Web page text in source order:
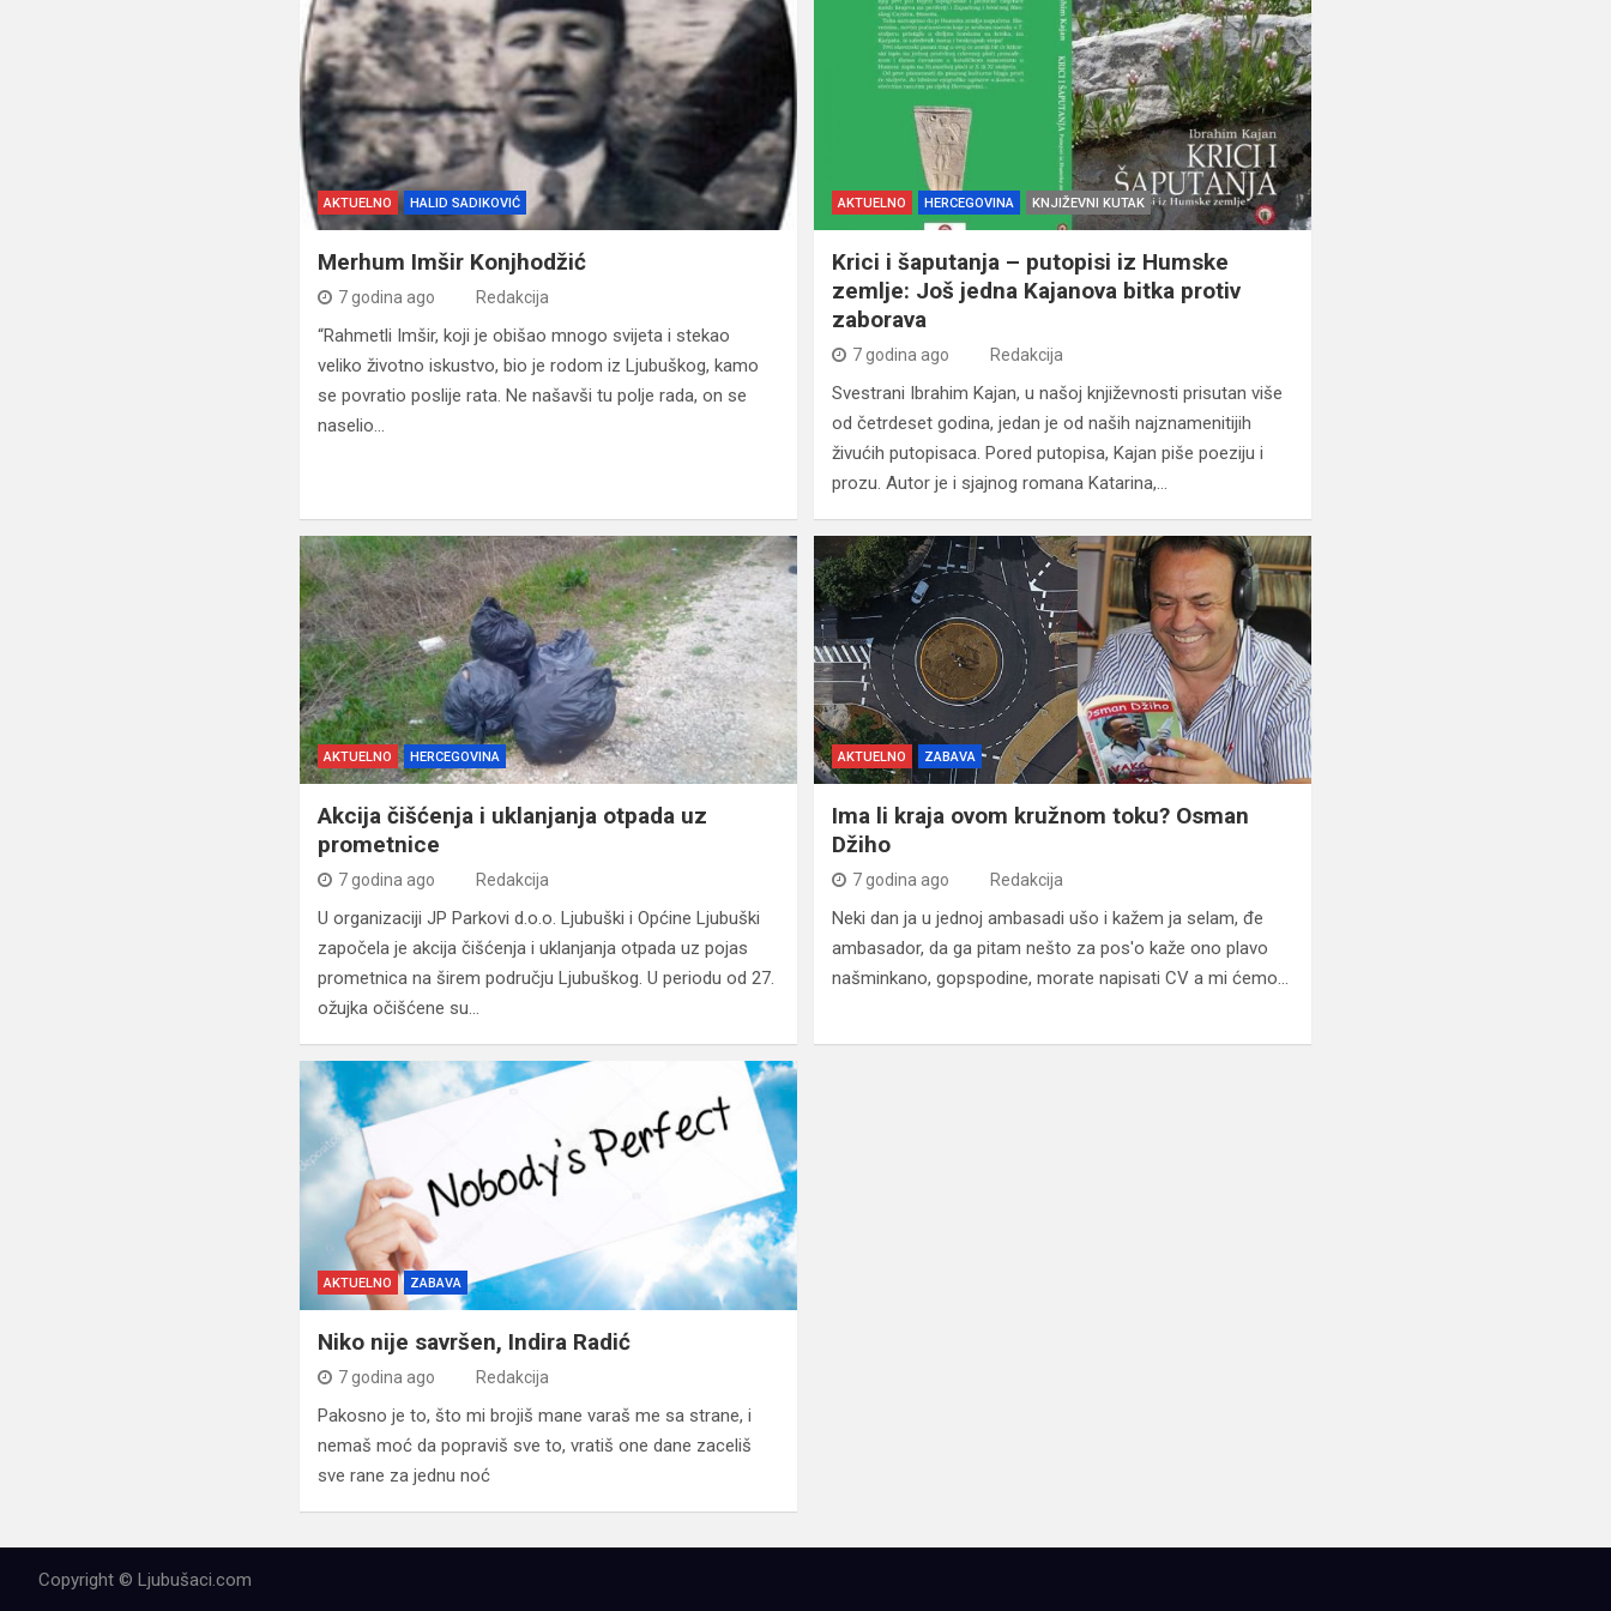
AKTUELNO HALID SADIKOVIĆ
Merhum Imšir Konjhodžić
7 godina ago Redakcija
“Rahmetli Imšir, koji je obišao mnogo svijeta i stekao
veliko životno iskustvo, bio je rodom iz Ljubuškog, kamo
se povratio poslije rata. Ne našavši tu polje rada, on se
naselio…
AKTUELNO HERCEGOVINA KNJIŽEVNI KUTAK
Krici i šaputanja – putopisi iz Humske
zemlje: Još jedna Kajanova bitka protiv
zaborava
7 godina ago Redakcija
Svestrani Ibrahim Kajan, u našoj književnosti prisutan više
od četrdeset godina, jedan je od naših najznamenitijih
živućih putopisaca. Pored putopisa, Kajan piše poeziju i
prozu. Autor je i sjajnog romana Katarina,…
AKTUELNO HERCEGOVINA
Akcija čišćenja i uklanjanja otpada uz
prometnice
7 godina ago Redakcija
U organizaciji JP Parkovi d.o.o. Ljubuški i Općine Ljubuški
započela je akcija čišćenja i uklanjanja otpada uz pojas
prometnica na širem području Ljubuškog. U periodu od 27.
ožujka očišćene su…
AKTUELNO ZABAVA
Ima li kraja ovom kružnom toku? Osman
Džiho
7 godina ago Redakcija
Neki dan ja u jednoj ambasadi ušo i kažem ja selam, đe
ambasador, da ga pitam nešto za pos'o kaže ono plavo
našminkano, gopspodine, morate napisati CV a mi ćemo…
AKTUELNO ZABAVA
Niko nije savršen, Indira Radić
7 godina ago Redakcija
Pakosno je to, što mi brojiš mane varaš me sa strane, i
nemaš moć da popraviš sve to, vratiš one dane zaceliš
sve rane za jednu noć
Copyright © Ljubušaci.com